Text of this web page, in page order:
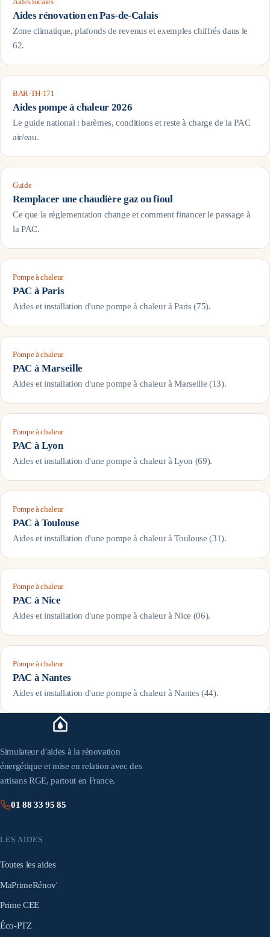
Aides rénovation enPas-de-Calais
Zone climatique, plafonds de revenus et exemples chiffrés dans le
62.
BAR-TH-171
Aides pompe à chaleur 2026
Le guide national : barèmes, conditions et reste à charge de la PAC
air/eau.
Guide
Remplacer une chaudière gaz ou fioul
Ce que la réglementation change et comment financer le passage à
la PAC.
Pompe à chaleur
PAC àParis
Aides et installation d'une pompe à chaleur àParis(75).
Pompe à chaleur
PAC àMarseille
Aides et installation d'une pompe à chaleur àMarseille (13).
Pompe à chaleur
PAC àLyon
Aides et installation d'une pompe à chaleur àLyon (69).
Pompe à chaleur
PAC àToulouse
Aides et installation d'une pompe à chaleur àToulouse (31).
Pompe à chaleur
PAC àNice
Aides et installation d'une pompe à chaleur àNice (06).
Pompe à chaleur
PAC àNantes
Aides et installation d'une pompe à chaleur àNantes(44).
Simulateur d'aides à la rénovation
énergétique et mise en relation avec des
artisans RGE, partout en France.
01 88 33 95 85
LES AIDES
Toutes les aides
MaPrimeRénov'
Prime CEE
Éco-PTZ